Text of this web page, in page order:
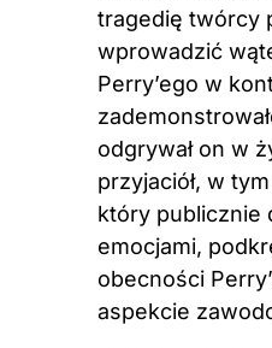
tragedię twórcy
wprowadzić
Perry’ego w
odgrywał on w
przyjaciół, w
który publicznie
emocjami,
obecności
aspekcie